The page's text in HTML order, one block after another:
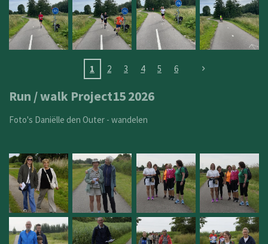
1 2 3 4 5 6
Run / walk Project15 2026
Foto's Daniëlle den Outer - wandelen